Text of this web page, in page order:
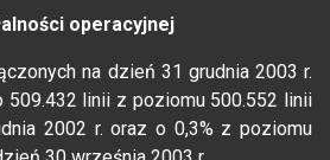
operacyjnej
na dzień 31 grudnia 2003 r.
509.432 linii z poziomu 500.552 linii
2002 r. oraz o 0,3% z poziomu